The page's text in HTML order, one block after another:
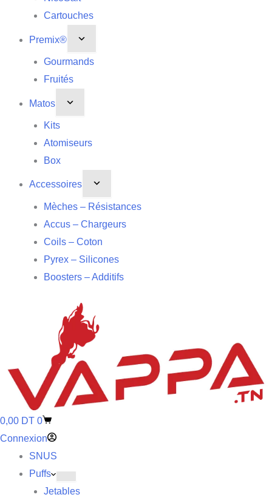
Cartouches
Premix®
Gourmands
Fruités
Matos
Kits
Atomiseurs
Box
Accessoires
Mèches – Résistances
Accus – Chargeurs
Coils – Coton
Pyrex – Silicones
Boosters – Additifs
0,00 DT 0
Connexion
SNUS
Puffs
Jetables